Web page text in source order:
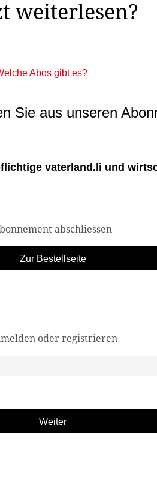
weiterlesen?
Abos gibt es?
Sie aus unseren
vaterland.li und
abschliessen
Zur Bestellseite
oder registrieren